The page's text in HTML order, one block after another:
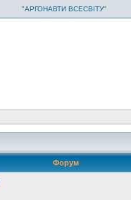
"АРГОНАВТИ ВСЕСВІТУ"
Форум